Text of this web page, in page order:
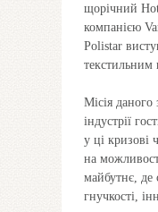
щорічний
компанією
Polistar
текстильним
Місія даного
індустрії
у ці кризові
на
майбутнє, де
гнучкості,